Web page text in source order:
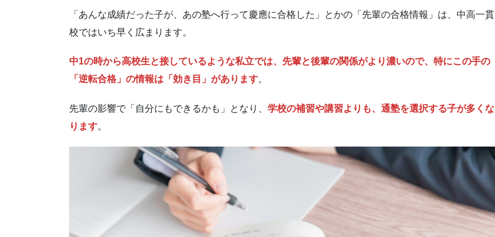
「あんな成績だった子が、あの塾へ行って慶應に合格した」とかの「先輩の合格情報」は、中高一貫
校ではいち早く広まります。
中1の時から高校生と接しているような私立では、先輩と後輩の関係がより濃いので、特にこの手の
「逆転合格」の情報は「効き目」があります。
先輩の影響で「自分にもできるかも」となり、 学校の補習や講習よりも、通塾を選択する子が多くな
ります。